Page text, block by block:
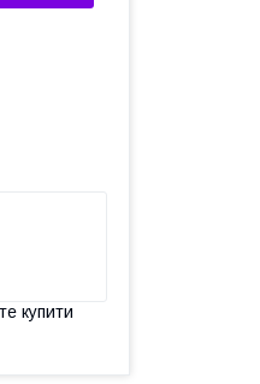
купити